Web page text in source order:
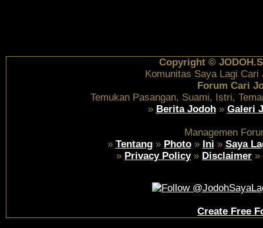
Copyright ©
Komunitas Saya Lagi Cari
Forum Cari
Temukan Pasangan, Suami, Istri,
» Berita Jodoh» Galeri
Managemen
» Tentang» Photo» Ini » Saya
» Privacy Policy» Disclaimer »
Create Free